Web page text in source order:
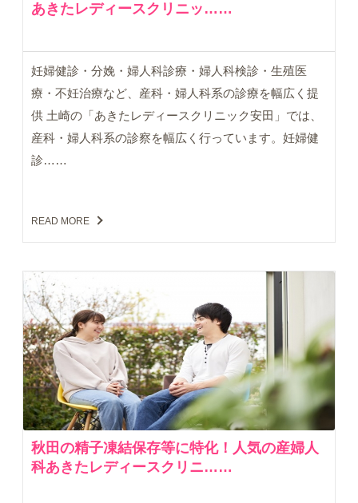
あきたレディースクリニッ……
妊婦健診・分娩・婦人科診療・婦人科検診・生殖医
療・不妊治療など、産科・婦人科系の診療を幅広く提
供 土崎の「あきたレディースクリニック安田」では、
産科・婦人科系の診察を幅広く行っています。妊婦健
診……
READ MORE
秋田の精子凍結保存等に特化！人気の産婦人
科あきたレディースクリニ……